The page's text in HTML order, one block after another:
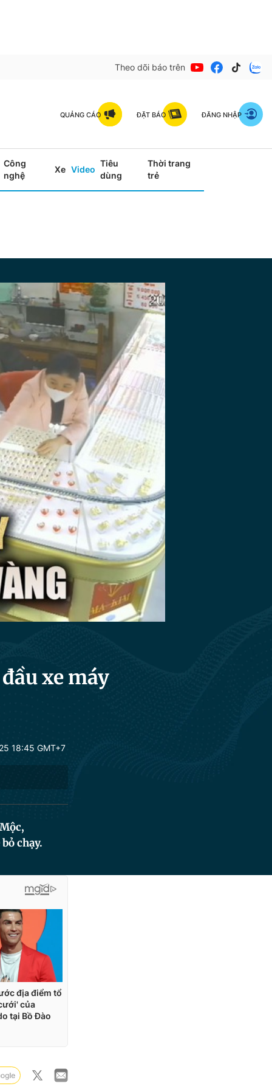
Theo dõi báo trên
QUẢNG CÁO ĐẶT BÁO ĐĂNG NHẬP
Công
nghệ
Xe Video
Tiêu
dùng
Thời trang
trẻ
xe máy
18:45 GMT+7
chạy.